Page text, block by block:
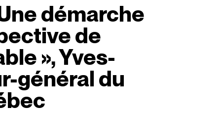
démarche
de
», Yves-
général du